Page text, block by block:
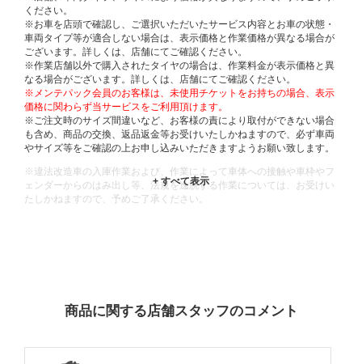
ください。
※お車を店頭で確認し、ご選択いただいたサービス内容とお車の状態・
車両タイプ等が適合しない場合は、表示価格と作業価格が異なる場合が
ございます。詳しくは、店舗にてご確認ください。
※作業店舗以外で購入されたタイヤの場合は、作業料金が表示価格と異
なる場合がございます。詳しくは、店舗にてご確認ください。
※メンテパック会員のお客様は、未使用チケットをお持ちの場合、表示
価格に関わらず当サービスをご利用頂けます。
※ご注文時のサイズ間違いなど、お客様の責により取付ができない場合
も含め、商品の交換、返品返金等お受けいたしかねますので、必ず車両
やサイズ等をご確認の上お申し込みいただきますようお願い致します。
※違法改造車の入庫作業および、作業によって車体への接触や車枠やフ
ェンダーからのはみ出し等、法規を逸脱する作業については、お受けい
たしかねますので、予めご了承ください。
商品に関する店舗スタッフのコメント